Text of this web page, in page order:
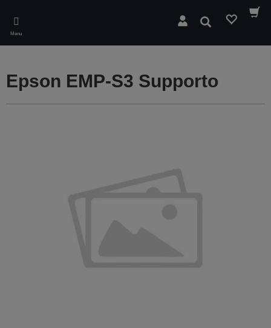
main
content
Menu
Cerca
Epson EMP-S3 Supporto